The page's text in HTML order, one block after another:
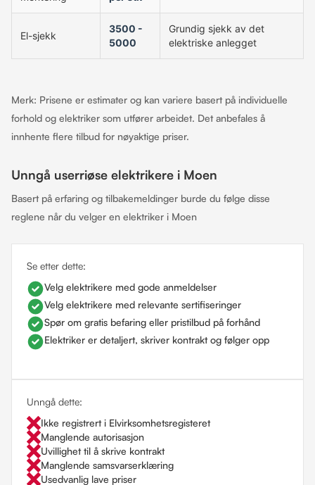
El-sjekk
3500 -
5000
Grundig sjekk av det
elektriske anlegget
Merk: Prisene er estimater og kan variere basert på individuelle
forhold og elektriker som utfører arbeidet. Det anbefales å
innhente flere tilbud for nøyaktige priser.
Unngå userriøse elektrikere i Moen
Basert på erfaring og tilbakemeldinger burde du følge disse
reglene når du velger en elektriker i Moen
Se etter dette:
Velg elektrikere med gode anmeldelser
Velg elektrikere med relevante sertifiseringer
Spør om gratis befaring eller pristilbud på forhånd
Elektriker er detaljert, skriver kontrakt og følger opp
Unngå dette:
Ikke registrert i Elvirksomhetsregisteret
Manglende autorisasjon
Uvillighet til å skrive kontrakt
Manglende samsvarserklæring
Usedvanlig lave priser